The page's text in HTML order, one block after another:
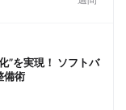
”を実現！ ソフトバ
備術